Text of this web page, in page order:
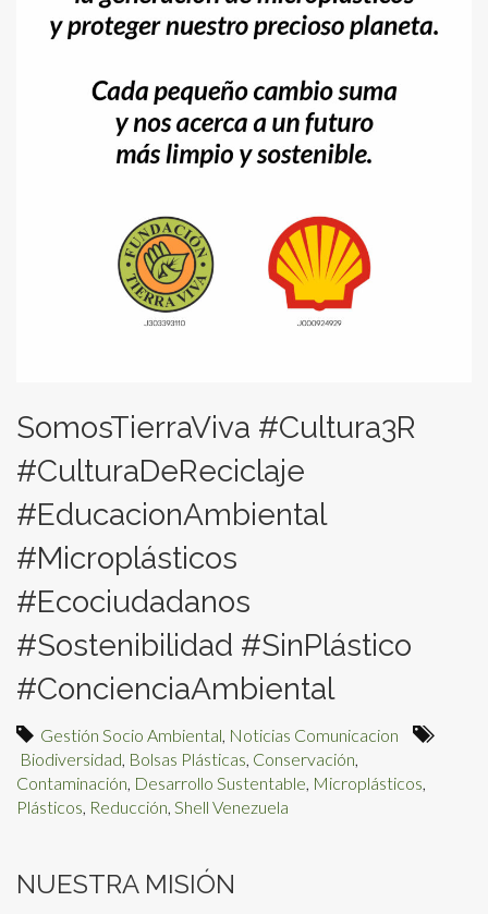
SomosTierraViva #Cultura3R
#CulturaDeReciclaje
#EducacionAmbiental
#Microplásticos
#Ecociudadanos
#Sostenibilidad #SinPlástico
#ConcienciaAmbiental
Gestión Socio Ambiental, Noticias Comunicacion
Biodiversidad, Bolsas Plásticas, Conservación,
Contaminación, Desarrollo Sustentable, Microplásticos,
Plásticos, Reducción, Shell Venezuela
NUESTRA MISIÓN